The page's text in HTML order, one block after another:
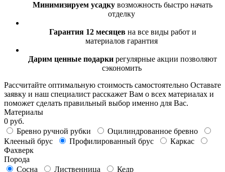
Минимизируем усадку возможность быстро начать
отделку
Гарантия 12 месяцев на все виды работ и
материалов гарантия
Дарим ценные подарки регулярные акции позволяют
сэкономить
Рассчитайте оптимальную стоимость самостоятельно Оставьте
заявку и наш специалист расскажет Вам о всех материалах и
поможет сделать правильный выбор именно для Вас.
Материалы
0 руб.
Бревно ручной рубки
Оцилиндрованное бревно
Клееный брус
Профилированный брус
Каркас
Фахверк
Порода
Сосна
Лиственница
Кедр